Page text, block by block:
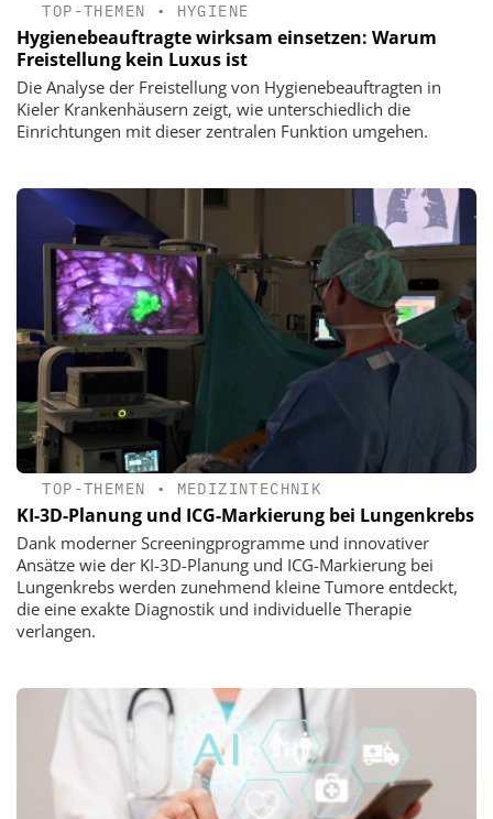
TOP-THEMEN • HYGIENE
Hygienebeauftragte wirksam einsetzen: Warum
Freistellung kein Luxus ist
Die Analyse der Freistellung von Hygienebeauftragten in
Kieler Krankenhäusern zeigt, wie unterschiedlich die
Einrichtungen mit dieser zentralen Funktion umgehen.
TOP-THEMEN • MEDIZINTECHNIK
KI-3D-Planung und ICG-Markierung bei Lungenkrebs
Dank moderner Screeningprogramme und innovativer
Ansätze wie der KI-3D-Planung und ICG-Markierung bei
Lungenkrebs werden zunehmend kleine Tumore entdeckt,
die eine exakte Diagnostik und individuelle Therapie
verlangen.